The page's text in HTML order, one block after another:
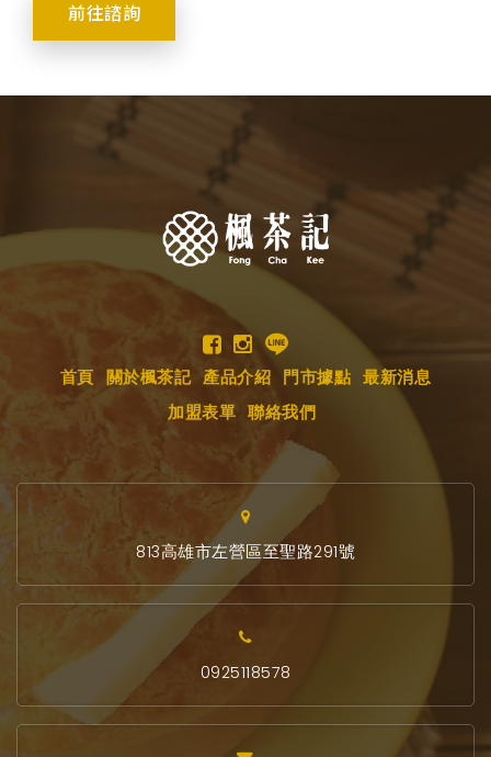
前往諮詢
首頁 關於楓茶記 產品介紹 門市據點 最新消息
加盟表單 聯絡我們
813高雄市左營區至聖路291號
0925118578